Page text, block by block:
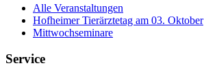
Alle Veranstaltungen
Hofheimer Tierärztetag am 03. Oktober
Mittwochseminare
Service